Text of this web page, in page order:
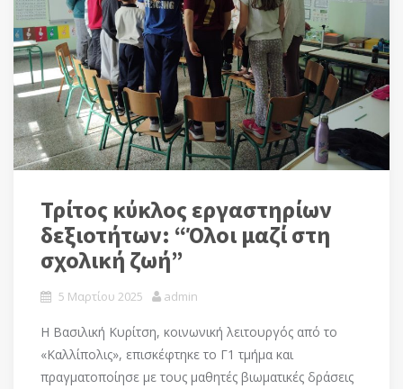
Τρίτος κύκλος εργαστηρίων
δεξιοτήτων: “Όλοι μαζί στη
σχολική ζωή”
5 Μαρτίου 2025 admin
Η Βασιλική Κυρίτση, κοινωνική λειτουργός από το
«Καλλίπολις», επισκέφτηκε το Γ1 τμήμα και
πραγματοποίησε με τους μαθητές βιωματικές δράσεις